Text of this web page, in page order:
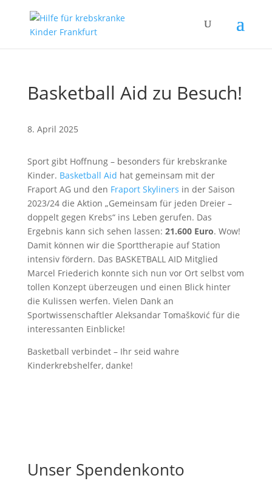
Basketball Aid zu Besuch!
8. April 2025
Sport gibt Hoffnung – besonders für krebskranke
Kinder. Basketball Aid hat gemeinsam mit der
Fraport AG und den Fraport Skyliners in der Saison
2023/24 die Aktion „Gemeinsam für jeden Dreier –
doppelt gegen Krebs“ ins Leben gerufen. Das
Ergebnis kann sich sehen lassen: 21.600 Euro. Wow!
Damit können wir die Sporttherapie auf Station
intensiv fördern. Das BASKETBALL AID Mitglied
Marcel Friederich konnte sich nun vor Ort selbst vom
tollen Konzept überzeugen und einen Blick hinter
die Kulissen werfen. Vielen Dank an
Sportwissenschaftler Aleksandar Tomašković für die
interessanten Einblicke!
Basketball verbindet – Ihr seid wahre
Kinderkrebshelfer, danke!
Unser Spendenkonto